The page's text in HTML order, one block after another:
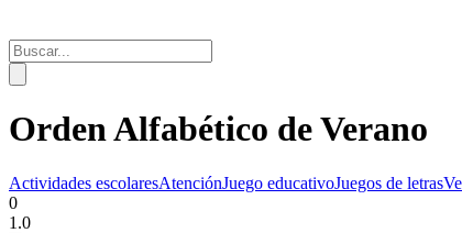
Orden Alfabético de Verano
Actividades escolaresAtenciónJuego educativoJuegos de letras
0
1.0